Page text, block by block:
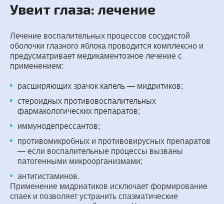
Увеит глаза: лечение
Лечение воспалительных процессов сосудистой
оболочки глазного яблока проводится комплексно и
предусматривает медикаментозное лечение с
применением:
расширяющих зрачок капель — мидритиков;
стероидных противовоспалительных
фармакологических препаратов;
иммунодепрессантов;
противомикробных и противовирусных препаратов
— если воспалительные процессы вызваны
патогенными микроорганизмами;
антигистаминов.
Применение мидриатиков исключает формирование
спаек и позволяет устранить спазматические